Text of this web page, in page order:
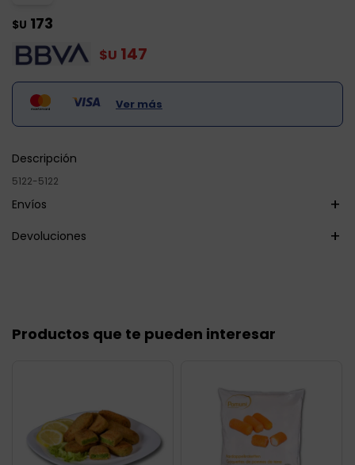
$U 173
$U 147
Ver más
Descripción
5122-5122
Envíos
Devoluciones
Productos que te pueden interesar